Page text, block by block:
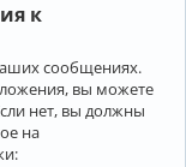
к
сообщениях.
вы можете
нет, вы должны
на